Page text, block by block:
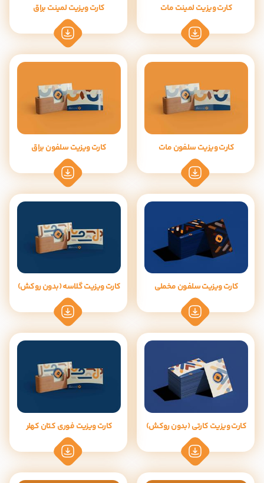
کارت ویزیت لمینت مات کارت ویزیت لمینت براق
کارت ویزیت سلفون مات کارت ویزیت سلفون براق
کارت ویزیت سلفون مخملی کارت ویزیت گلاسه (بدون روکش)
کارت ویزیت کارتی (بدون روکش) کارت ویزیت فوری کتان کهلر